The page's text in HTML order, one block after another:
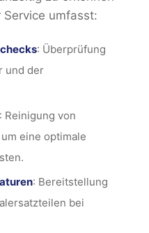
umfasst:
: Überprüfung
und der
: Reinigung von
eine optimale
: Bereitstellung
bei